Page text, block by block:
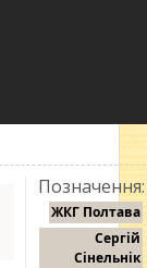
Позначення:
ЖКГ Полтава
Сергій
Сінельнік